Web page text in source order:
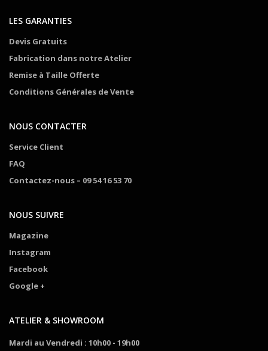
LES GARANTIES
Devis Gratuits
Fabrication dans notre Atelier
Remise à Taille Offerte
Conditions Générales de Vente
NOUS CONTACTER
Service Client
FAQ
Contactez-nous – 09 54 16 53 70
NOUS SUIVRE
Magazine
Instagram
Facebook
Google +
ATELIER & SHOWROOM
Mardi au Vendredi : 10h00 - 19h00